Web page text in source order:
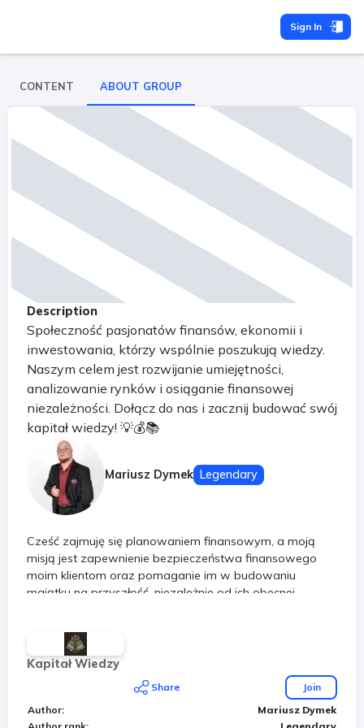
Sign In
CONTENT ABOUT GROUP
Description
Społeczność pasjonatów finansów, ekonomii i
inwestowania, którzy wspólnie poszukują wiedzy.
Naszym celem jest rozwijanie umiejętności,
analizowanie rynków i osiąganie finansowej
niezależności. Dołącz do nas i zacznij budować swój
kapitał wiedzy! 💡💰📚
Mariusz Dymek Legendary
Cześć zajmuję się planowaniem finansowym, a moją
misją jest zapewnienie bezpieczeństwa finansowego
moim klientom oraz pomaganie im w budowaniu
majątku na przyszłość, niezależnie od ich obecnej
Serdecznie zachęcam do skontaktowania się ze mną.
Razem możemy umówić się na darmową konsultację,
podczas której omówimy kwestie finansowe w sposób
zrozumiały. Bez względu na Twoją sytuację, życzę Ci
wszystkiego najlepszego.
Kapitał Wiedzy
Share
Join
Author:
Mariusz Dymek